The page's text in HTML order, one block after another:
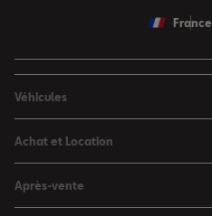
France
Véhicules
Nouvelle Arona
Leon 5 portes
Achat et Location
Nos offres du moment
Après-vente